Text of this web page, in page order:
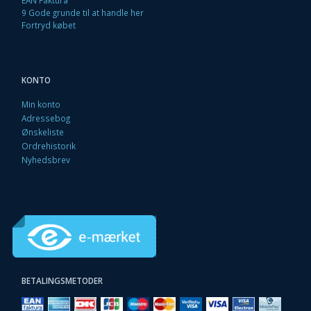
9 Gode grunde til at handle her
Fortryd købet
KONTO
Min konto
Adressebog
Ønskeliste
Ordrehistorik
Nyhedsbrev
BETALINGSMETODER